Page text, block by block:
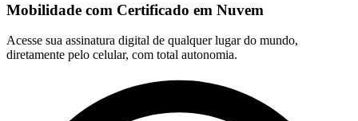
Mobilidade com Certificado em Nuvem
Acesse sua assinatura digital de qualquer lugar do mundo,
diretamente pelo celular, com total autonomia.